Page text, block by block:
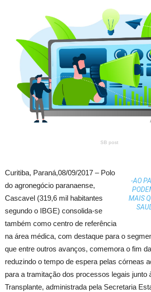
SB post
-AO
MAIS
Curitiba, Paraná,08/09/2017 – Polo
do agronegócio paranaense,
Cascavel (319,6 mil habitantes
segundo o IBGE) consolida-se
também como centro de referência
na área médica, com destaque para o
que entre outros avanços, comemora o fim
reduzindo o tempo de espera pelas córneas
para a tramitação dos processos legais junto
Transplante, administrada pela Secretaria